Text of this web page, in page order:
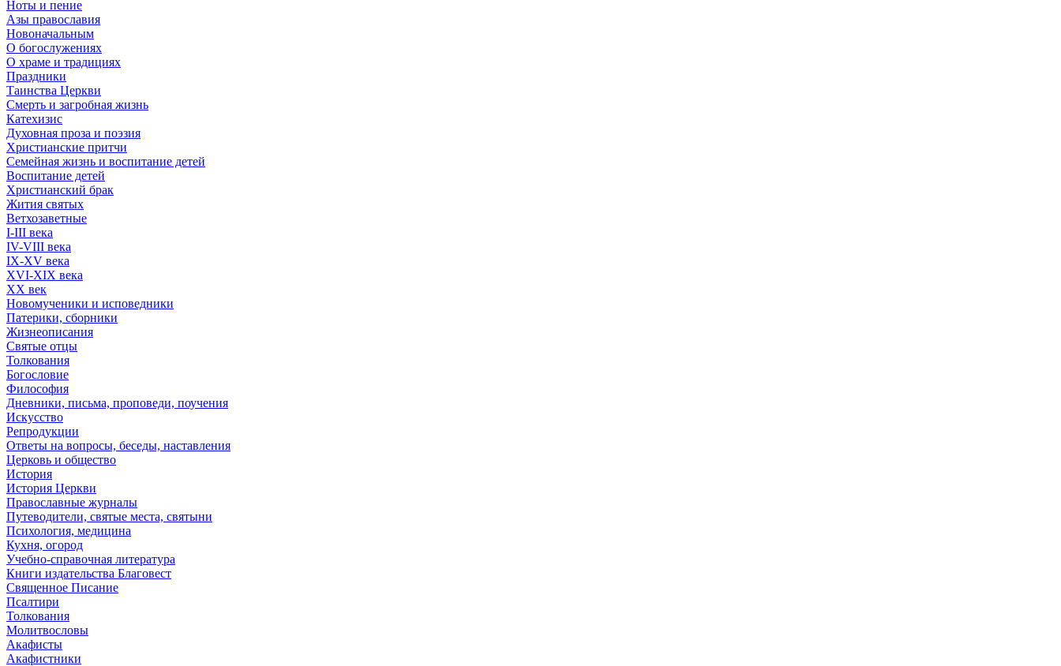
Ноты и пение
Азы православия
Новоначальным
О богослужениях
О храме и традициях
Праздники
Таинства Церкви
Смерть и загробная жизнь
Катехизис
Духовная проза и поэзия
Христианские притчи
Семейная жизнь и воспитание детей
Воспитание детей
Христианский брак
Жития святых
Ветхозаветные
I-III века
IV-VIII века
IX-XV века
XVI-XIX века
XX век
Новомученики и исповедники
Патерики, сборники
Жизнеописания
Святые отцы
Толкования
Богословие
Философия
Дневники, письма, проповеди, поучения
Искусство
Репродукции
Ответы на вопросы, беседы, наставления
Церковь и общество
История
История Церкви
Православные журналы
Путеводители, святые места, святыни
Психология, медицина
Кухня, огород
Учебно-справочная литература
Книги издательства Благовест
Священное Писание
Псалтири
Толкования
Молитвословы
Акафисты
Акафистники